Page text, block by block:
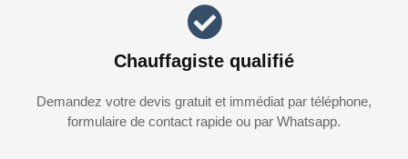
Chauffagiste qualifié
Demandez votre devis gratuit et immédiat par téléphone,
formulaire de contact rapide ou par Whatsapp.